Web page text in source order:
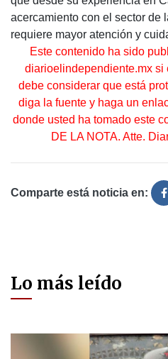
acercamiento con el sector de
requiere mayor atención y
Este contenido ha sido
diarioelindependiente.mx si
debe considerar que está
diga la fuente y haga un
donde usted ha tomado este
DE LA NOTA. Atte.
Comparte está noticia en:
Lo más leído